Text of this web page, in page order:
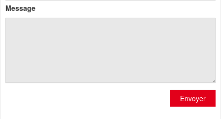
Message
Envoyer